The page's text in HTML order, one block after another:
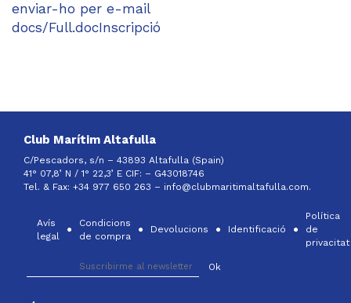
enviar-ho per e-mail
docs/Full.docInscripció
Club Marítim Altafulla
C/Pescadors, s/n – 43893 Altafulla (Spain)
41° 07,8’ N / 1° 22,3’ E CIF: – G43018746
Tel. & Fax: +34 977 650 263 – info@clubmaritimaltafulla.com.
Avís
legal
Condicions
de compra
Devolucions Identificació
Política
de
privacitat